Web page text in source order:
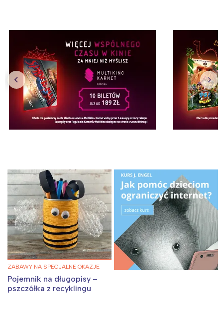
ZABAWY NA SPECJALNE OKAZJE
Pojemnik na długopisy –
pszczółka z recyklingu